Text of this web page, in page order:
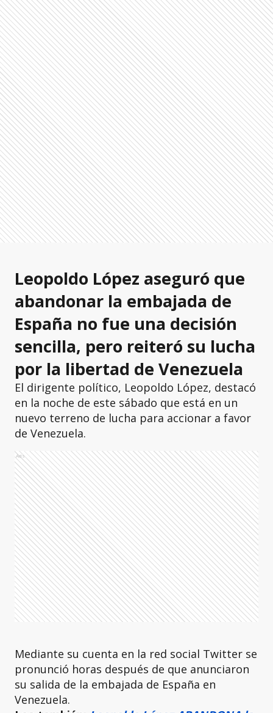
Leopoldo López aseguró que
abandonar la embajada de
España no fue una decisión
sencilla, pero reiteró su lucha
por la libertad de Venezuela
El dirigente político, Leopoldo López, destacó
en la noche de este sábado que está en un
nuevo terreno de lucha para accionar a favor
de Venezuela.
Ads
Mediante su cuenta en la red social Twitter se
pronunció horas después de que anunciaron
su salida de la embajada de España en
Venezuela.